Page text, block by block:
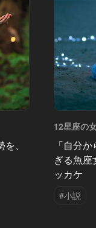
、
12星座の
「自分
ぎる魚座
ッカケ
#小説